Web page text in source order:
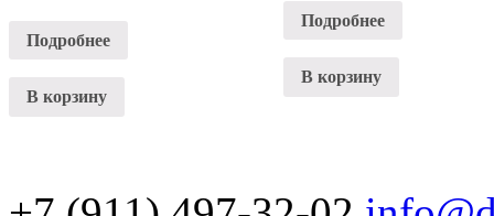
Подробнее
В корзину
Подробнее
В корзину